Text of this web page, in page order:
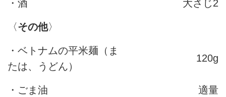
・酒 大さじ2
〈その他〉
・ベトナムの平米麺（ま
たは、うどん）
120g
・ごま油 適量